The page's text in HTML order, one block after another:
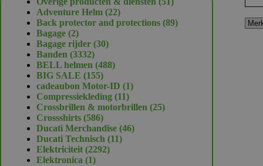
Adventure Helm 2222
producten
Back protector and protections 8989
Bagage 22
producten
Bagage rijder 3030
Banden 33323332
producten
BELL helmen 488488
BIG SALE 155155
producten
cadeaubon Motor-ID 11
Compressiekleding 1111
producten
Crossbrillen & motorbrillen 2525
Crossshirts 586586
producten
Ducati Merchandise 4646
Ducati Technisch 1111
Elektriciteit 22922292
Elektronica 11